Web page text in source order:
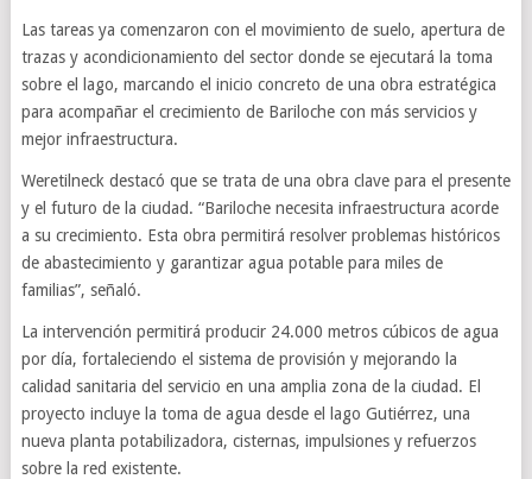
Las tareas ya comenzaron con el movimiento de suelo, apertura de
trazas y acondicionamiento del sector donde se ejecutará la toma
sobre el lago, marcando el inicio concreto de una obra estratégica
para acompañar el crecimiento de Bariloche con más servicios y
mejor infraestructura.
Weretilneck destacó que se trata de una obra clave para el presente
y el futuro de la ciudad. “Bariloche necesita infraestructura acorde
a su crecimiento. Esta obra permitirá resolver problemas históricos
de abastecimiento y garantizar agua potable para miles de
familias”, señaló.
La intervención permitirá producir 24.000 metros cúbicos de agua
por día, fortaleciendo el sistema de provisión y mejorando la
calidad sanitaria del servicio en una amplia zona de la ciudad. El
proyecto incluye la toma de agua desde el lago Gutiérrez, una
nueva planta potabilizadora, cisternas, impulsiones y refuerzos
sobre la red existente.